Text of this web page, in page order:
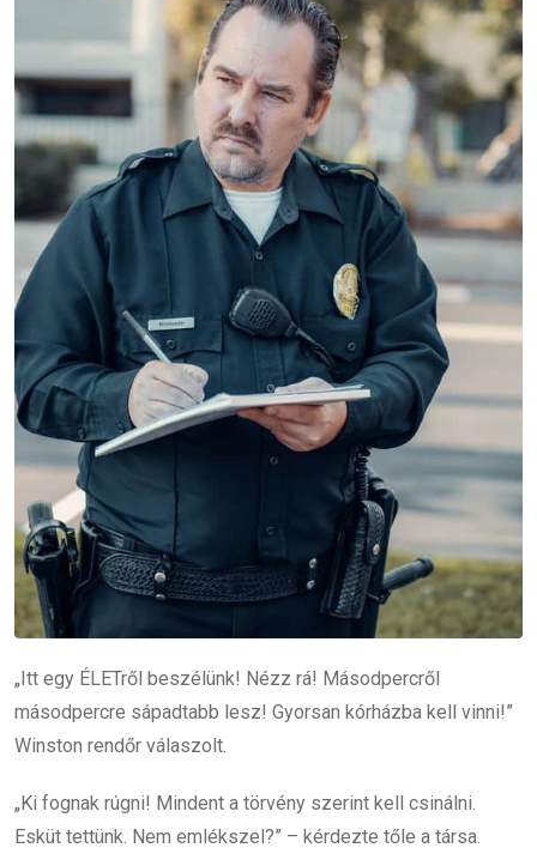
„Itt egy ÉLETről beszélünk! Nézz rá! Másodpercről
másodpercre sápadtabb lesz! Gyorsan kórházba kell vinni!”
Winston rendőr válaszolt.
„Ki fognak rúgni! Mindent a törvény szerint kell csinálni.
Esküt tettünk. Nem emlékszel?” – kérdezte tőle a társa.